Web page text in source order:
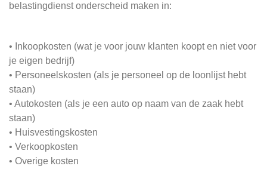
belastingdienst onderscheid maken in:
• Inkoopkosten (wat je voor jouw klanten koopt en niet voor
je eigen bedrijf)
• Personeelskosten (als je personeel op de loonlijst hebt
staan)
• Autokosten (als je een auto op naam van de zaak hebt
staan)
• Huisvestingskosten
• Verkoopkosten
• Overige kosten